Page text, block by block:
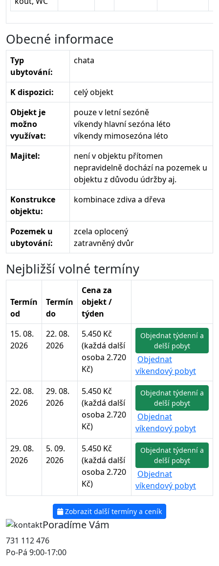
Obecné informace
Typ
ubytování:
chata
K dispozici:
celý objekt
Objekt je
možno
využívat:
pouze v letní sezóně
víkendy hlavní sezóna léto
víkendy mimosezóna léto
Majitel:
není v objektu přítomen
nepravidelně dochází na pozemek u
objektu z důvodu údržby aj.
Konstrukce
objektu:
kombinace zdiva a dřeva
Pozemek u
ubytování:
zcela oplocený
zatravněný dvůr
Nejbližší volné termíny
Termín
od
Termín
do
Cena za
objekt /
týden
15. 08.
2026
22. 08.
2026
5.450 Kč
(každá další
osoba 2.720
Kč)
Objednat týdenní a
delší pobyt
Objednat
víkendový pobyt
22. 08.
2026
29. 08.
2026
5.450 Kč
(každá další
osoba 2.720
Kč)
Objednat týdenní a
delší pobyt
Objednat
víkendový pobyt
29. 08.
2026
5. 09.
2026
5.450 Kč
(každá další
osoba 2.720
Kč)
Objednat týdenní a
delší pobyt
Objednat
víkendový pobyt
Zobrazit další termíny a ceník
Poradíme Vám
731 112 476
Po-Pá 9:00-17:00